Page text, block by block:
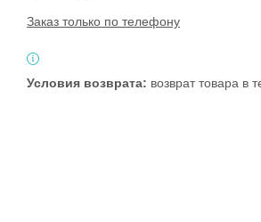
Заказ только по телефону
возврат товара в